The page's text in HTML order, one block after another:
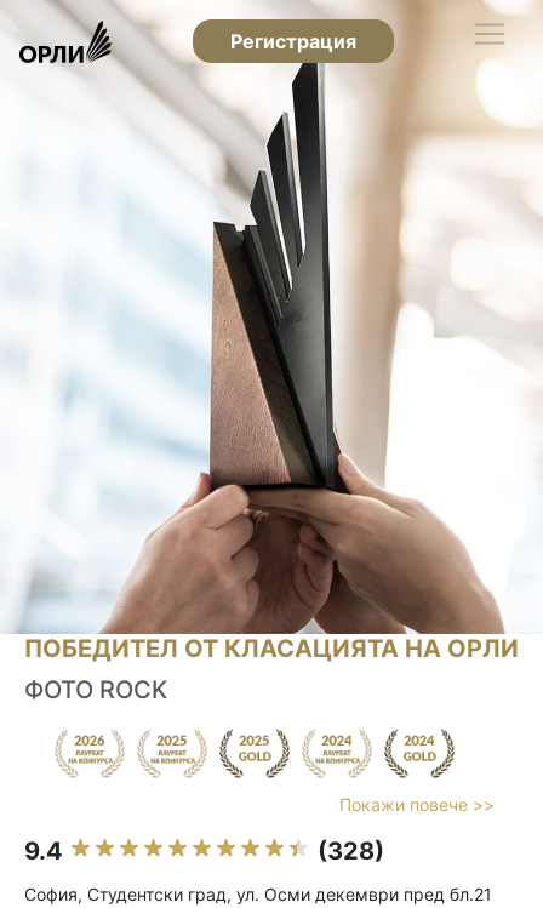
Регистрация
ПОБЕДИТЕЛ ОТ КЛАСАЦИЯТА НА ОРЛИ
ФОТО ROCK
Покажи повече >>
9.4 (328)
София, Студентски град, ул. Осми декември пред бл.21